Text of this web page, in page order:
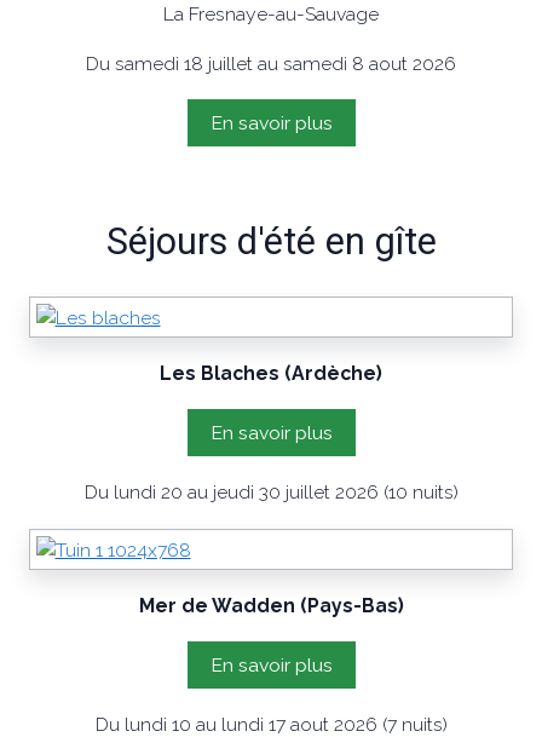
La Fresnaye-au-Sauvage
Du samedi 18 juillet au samedi 8 aout 2026
En savoir plus
Séjours d'été en gîte
Les Blaches (Ardèche)
En savoir plus
Du lundi 20 au jeudi 30 juillet 2026 (10 nuits)
Mer de Wadden (Pays-Bas)
En savoir plus
Du lundi 10 au lundi 17 aout 2026 (7 nuits)